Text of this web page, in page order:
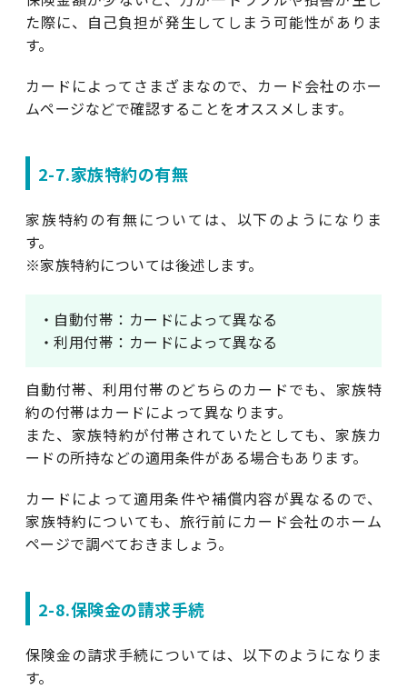
た際に、自己負担が発生してしまう可能性がありま
す。
カードによってさまざまなので、カード会社のホー
ムページなどで確認することをオススメします。
2-7.家族特約の有無
家族特約の有無については、以下のようになりま
す。
※家族特約については後述します。
・自動付帯：カードによって異なる
・利用付帯：カードによって異なる
自動付帯、利用付帯のどちらのカードでも、家族特
約の付帯はカードによって異なります。
また、家族特約が付帯されていたとしても、家族カ
ードの所持などの適用条件がある場合もあります。
カードによって適用条件や補償内容が異なるので、
家族特約についても、旅行前にカード会社のホーム
ページで調べておきましょう。
2-8.保険金の請求手続
保険金の請求手続については、以下のようになりま
す。